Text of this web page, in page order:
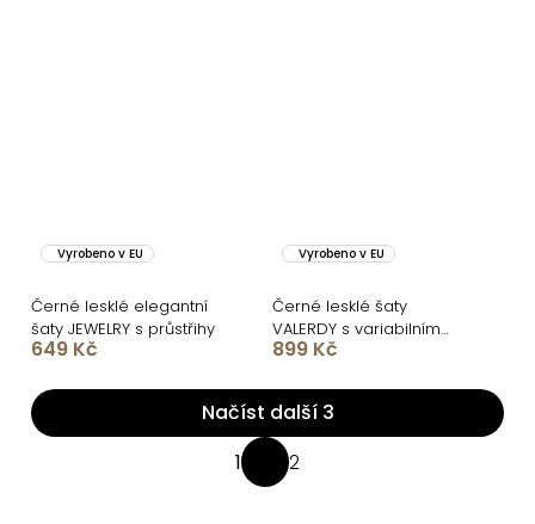
Vyrobeno v EU
Černé lesklé elegantní
šaty JEWELRY s průstřihy
649 Kč
Vyrobeno v EU
Černé lesklé šaty
VALERDY s variabilním
vázáním / bez rozparku
899 Kč
O
v
Načíst další 3
1 2